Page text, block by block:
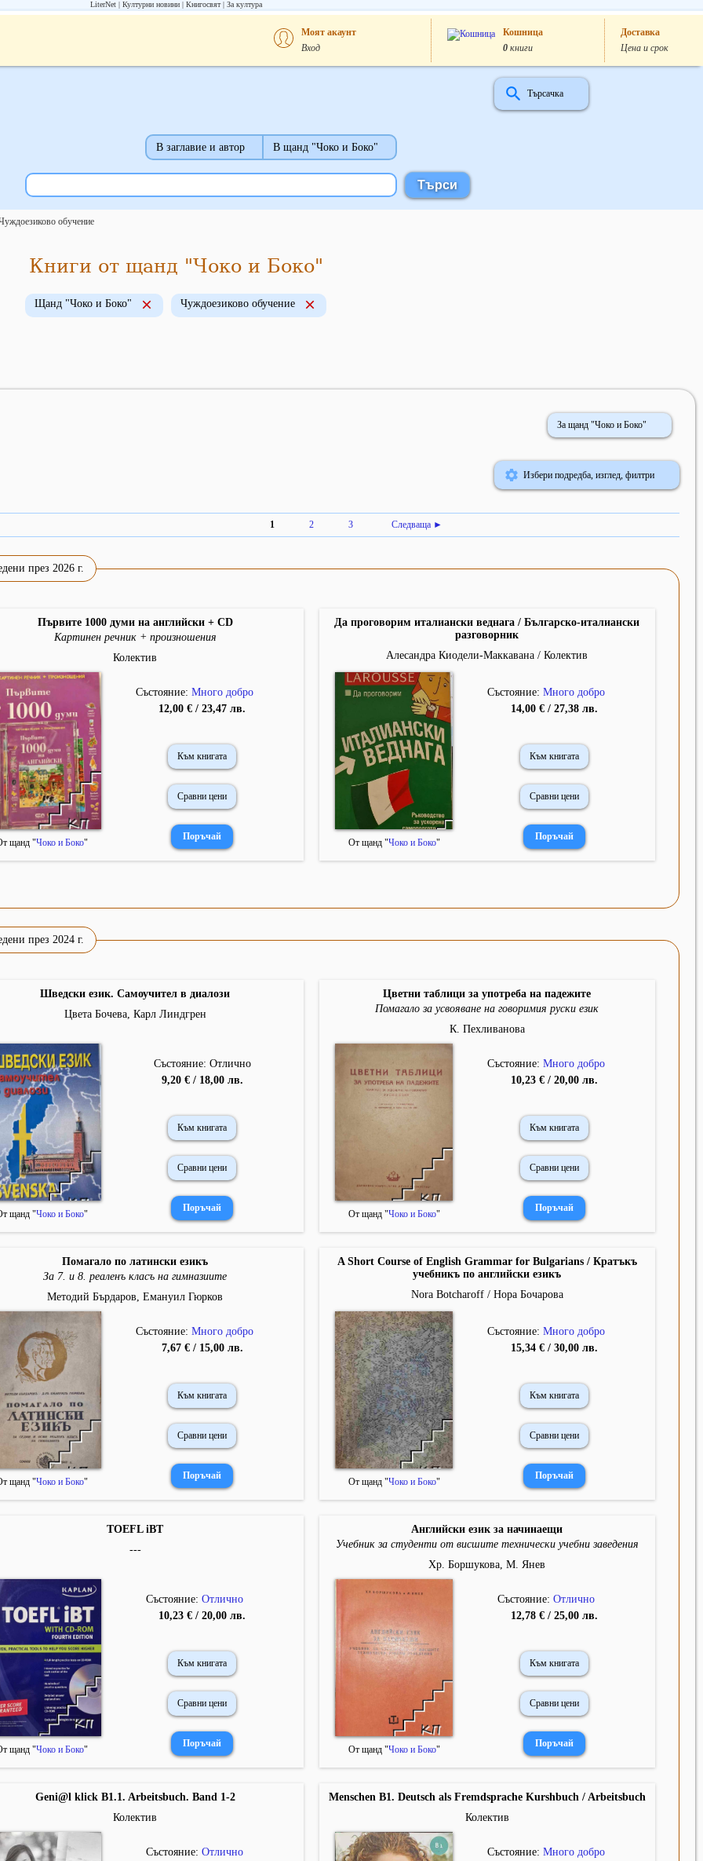
LiterNet Културни новини Книгосвят За култура
Моят акаунт
Вход
Кошница
0 книги
Доставка
Цена и срок
Търсачка
В заглавие и автор В щанд "Чоко и Боко"
обучение
Книги от щанд "Чоко и Боко"
Щанд "Чоко и Боко" Чуждоезиково обучение
За щанд "Чоко и Боко"
Избери подредба, изглед, филтри
1 2 3 Следваща ►
през 2026 г.
Първите 1000 думи на английски + CD
Картинен речник + произношения
Колектив
щанд "Чоко и Боко"
Състояние: Много добро
12,00 € / 23,47 лв.
Към книгата
Сравни цени
Да проговорим италиански веднага / Българско-италиански
разговорник
Алесандра Киодели-Маккавана / Колектив
От щанд "Чоко и Боко"
Състояние:Много добро
14,00 € / 27,38 лв.
Към книгата
Сравни цени
през 2024 г.
Шведски език. Самоучител в диалози
Цвета Бочева, Карл Линдгрен
щанд "Чоко и Боко"
Състояние: Отлично
9,20 € / 18,00 лв.
Към книгата
Сравни цени
Цветни таблици за употреба на падежите
Помагало за усвояване на говоримия руски език
К. Пехливанова
От щанд "Чоко и Боко"
Състояние:Много добро
10,23 € / 20,00 лв.
Към книгата
Сравни цени
Помагало по латински езикъ
За 7. и 8. реаленъ класъ на гимназиите
Методий Бърдаров, Емануил Гюрков
щанд "Чоко и Боко"
Състояние: Много добро
7,67 € / 15,00 лв.
Към книгата
Сравни цени
A Short Course of English Grammar for Bulgarians / Кратъкъ
учебникъ по английски езикъ
Nora Botcharoff / Нора Бочарова
От щанд "Чоко и Боко"
Състояние:Много добро
15,34 € / 30,00 лв.
Към книгата
Сравни цени
TOEFL iBT
---
щанд "Чоко и Боко"
Състояние: Отлично
10,23 € / 20,00 лв.
Към книгата
Сравни цени
Английски език за начинаещи
Учебник за студенти от висшите технически учебни заведения
Хр. Боршукова, М. Янев
От щанд "Чоко и Боко"
Състояние:Отлично
12,78 € / 25,00 лв.
Към книгата
Сравни цени
Geni@l klick B1.1. Arbeitsbuch. Band 1-2
Колектив
Състояние: Отлично
Menschen B1. Deutsch als Fremdsprache Kurshbuch / Arbeitsbuch
Колектив
Състояние:Много добро